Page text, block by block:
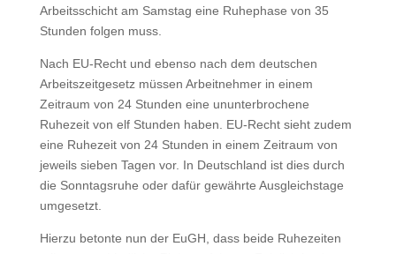
Arbeitsschicht am Samstag eine Ruhephase von 35
Stunden folgen muss.
Nach EU-Recht und ebenso nach dem deutschen
Arbeitszeitgesetz müssen Arbeitnehmer in einem
Zeitraum von 24 Stunden eine ununterbrochene
Ruhezeit von elf Stunden haben. EU-Recht sieht zudem
eine Ruhezeit von 24 Stunden in einem Zeitraum von
jeweils sieben Tagen vor. In Deutschland ist dies durch
die Sonntagsruhe oder dafür gewährte Ausgleichstage
umgesetzt.
Hierzu betonte nun der EuGH, dass beide Ruhezeiten